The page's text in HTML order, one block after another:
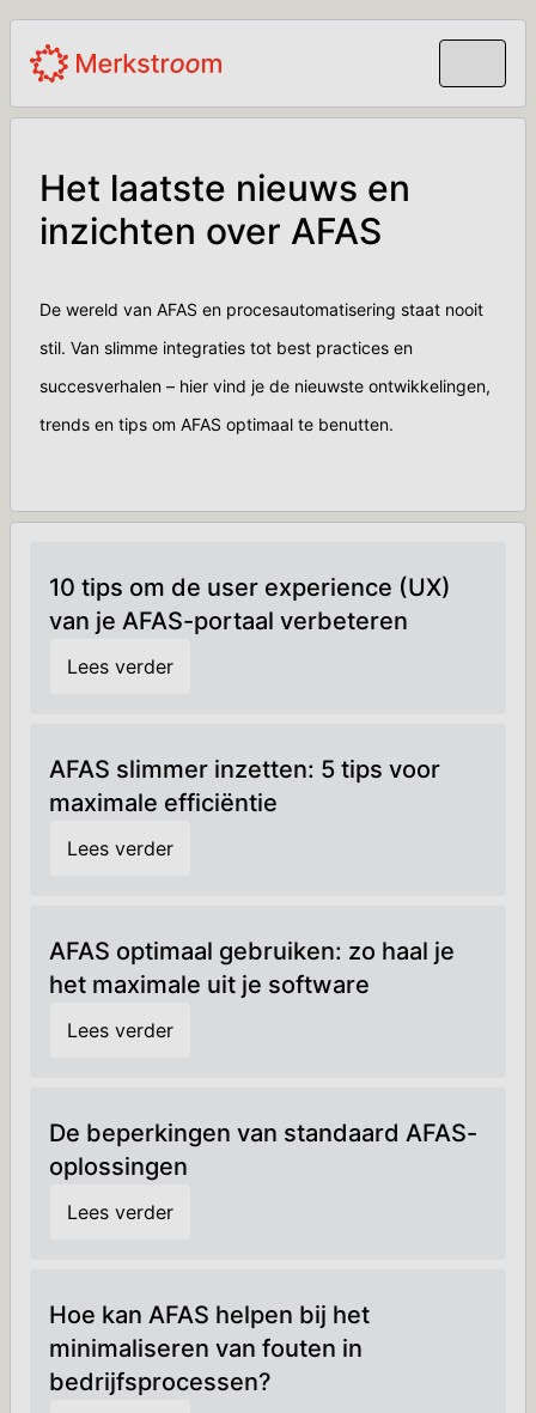
Het laatste nieuws en
inzichten over AFAS
De wereld van AFAS en procesautomatisering staat nooit
stil. Van slimme integraties tot best practices en
succesverhalen – hier vind je de nieuwste ontwikkelingen,
trends en tips om AFAS optimaal te benutten.
10 tips om de user experience (UX)
van je AFAS-portaal verbeteren
Lees verder
AFAS slimmer inzetten: 5 tips voor
maximale efficiëntie
Lees verder
AFAS optimaal gebruiken: zo haal je
het maximale uit je software
Lees verder
De beperkingen van standaard AFAS-
oplossingen
Lees verder
Hoe kan AFAS helpen bij het
minimaliseren van fouten in
bedrijfsprocessen?